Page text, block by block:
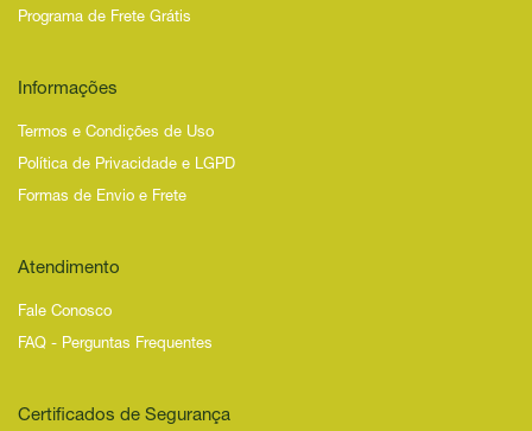
Programa de Frete Grátis
Informações
Termos e Condições de Uso
Política de Privacidade e LGPD
Formas de Envio e Frete
Atendimento
Fale Conosco
FAQ - Perguntas Frequentes
Certificados de Segurança